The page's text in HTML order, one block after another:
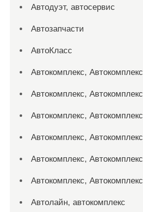
Автодуэт, автосервис
Автозапчасти
АвтоКласс
Автокомплекс, Автокомплекс
Автокомплекс, Автокомплекс
Автокомплекс, Автокомплекс
Автокомплекс, Автокомплекс
Автокомплекс, Автокомплекс
Автокомплекс, Автокомплекс
Автолайн, автокомплекс